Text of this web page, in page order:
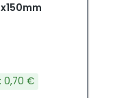
0,70 €